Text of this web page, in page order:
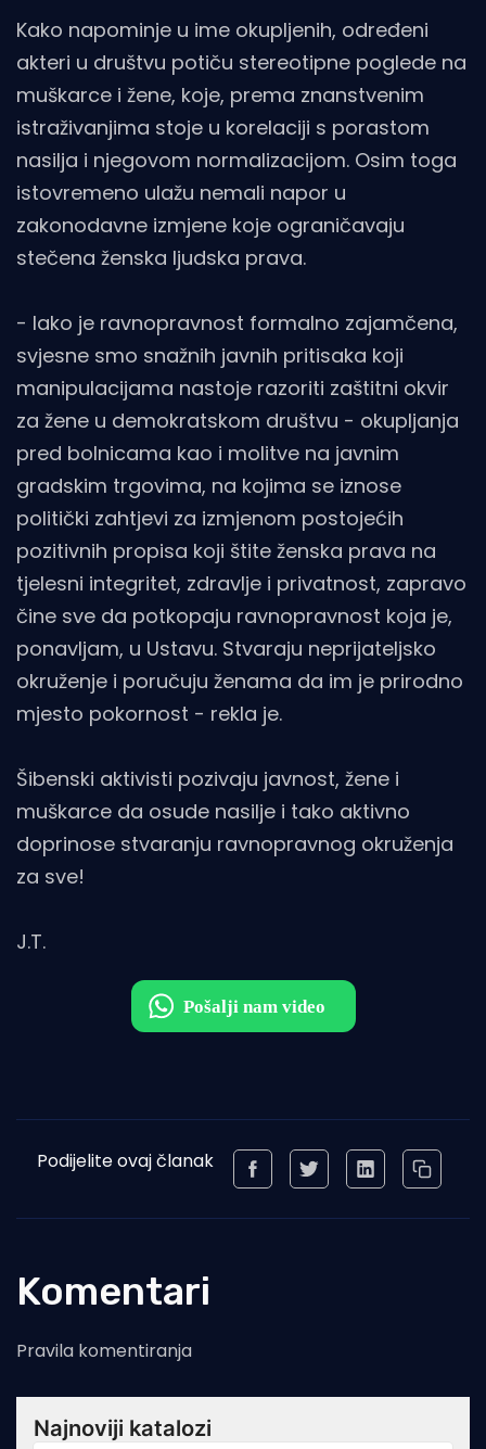
Kako napominje u ime okupljenih, određeni
akteri u društvu potiču stereotipne poglede na
muškarce i žene, koje, prema znanstvenim
istraživanjima stoje u korelaciji s porastom
nasilja i njegovom normalizacijom. Osim toga
istovremeno ulažu nemali napor u
zakonodavne izmjene koje ograničavaju
stečena ženska ljudska prava.
- Iako je ravnopravnost formalno zajamčena,
svjesne smo snažnih javnih pritisaka koji
manipulacijama nastoje razoriti zaštitni okvir
za žene u demokratskom društvu - okupljanja
pred bolnicama kao i molitve na javnim
gradskim trgovima, na kojima se iznose
politički zahtjevi za izmjenom postojećih
pozitivnih propisa koji štite ženska prava na
tjelesni integritet, zdravlje i privatnost, zapravo
čine sve da potkopaju ravnopravnost koja je,
ponavljam, u Ustavu. Stvaraju neprijateljsko
okruženje i poručuju ženama da im je prirodno
mjesto pokornost - rekla je.
Šibenski aktivisti pozivaju javnost, žene i
muškarce da osude nasilje i tako aktivno
doprinose stvaranju ravnopravnog okruženja
za sve!
J.T.
Podijelite ovaj članak
Komentari
Pravila komentiranja